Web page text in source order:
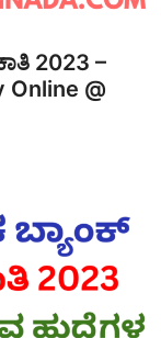
2023 –
Online @